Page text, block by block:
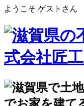
ようこそ ゲストさん